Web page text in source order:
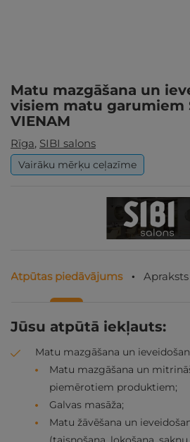
Matu mazgāšana un
visiem matu garumiem
VIENAM
Rīga, SIBI salons
Vairāku mērķu ceļazīme
Atpūtas piedāvājums Apraksts
Jūsu atpūtā iekļauts:
Matu mazgāšana un
Matu mazgāšana un
piemērotiem produktiem;
Galvas masāža;
Matu žāvēšana un